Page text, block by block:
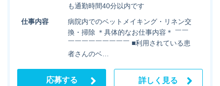
も通勤時間40分以内です
仕事内容
病院内でのベットメイキング・リネン交
換・掃除 ＊具体的なお仕事内容＊ ￣￣
￣￣￣￣￣￣￣￣￣ ■利用されている患
者さんのベ…
応募する 詳しく見る